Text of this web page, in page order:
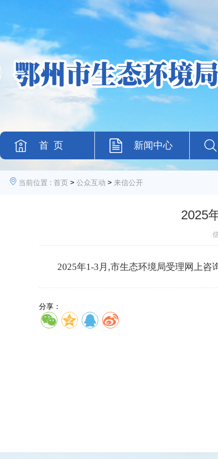
首 页 新闻中心
当前位置 : 首页 > 公众互动 > 来信公开
2025
2025年1-3月,市生态环境局受理网上咨
分享：